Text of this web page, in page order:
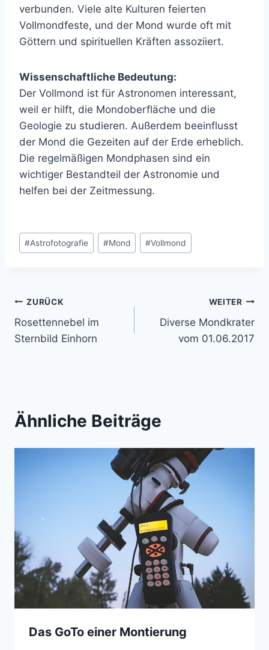
verbunden. Viele alte Kulturen feierten
Vollmondfeste, und der Mond wurde oft mit
Göttern und spirituellen Kräften assoziiert.
Wissenschaftliche Bedeutung:
Der Vollmond ist für Astronomen interessant,
weil er hilft, die Mondoberfläche und die
Geologie zu studieren. Außerdem beeinflusst
der Mond die Gezeiten auf der Erde erheblich.
Die regelmäßigen Mondphasen sind ein
wichtiger Bestandteil der Astronomie und
helfen bei der Zeitmessung.
Schlagworte:
#Astrofotografie #Mond #Vollmond
Beitragsnavigation
ZURÜCK
Rosettennebel im
Sternbild Einhorn
WEITER
Diverse Mondkrater
vom 01.06.2017
Ähnliche Beiträge
Das GoTo einer Montierung